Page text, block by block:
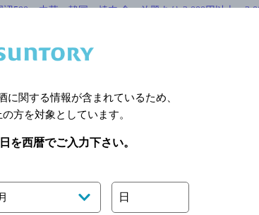
500m,中華・韓国・焼肉,食べ放題あり,2,000円以上～
※店舗によりハイボール取り扱い銘柄が異なりま
関連ページ
に関する情報が含まれているため、
方を対象としています。
を西暦でご入力下さい。
月 日